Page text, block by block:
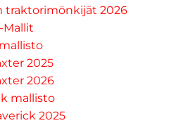
traktorimönkijät 2026
Mallit
2025
2026
mallisto
2025